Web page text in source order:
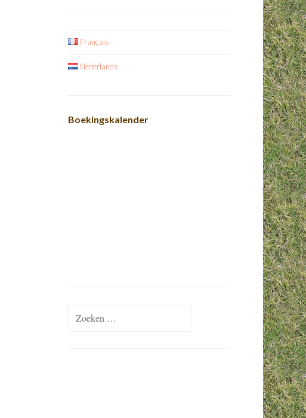
Français
Nederlands
Boekingskalender